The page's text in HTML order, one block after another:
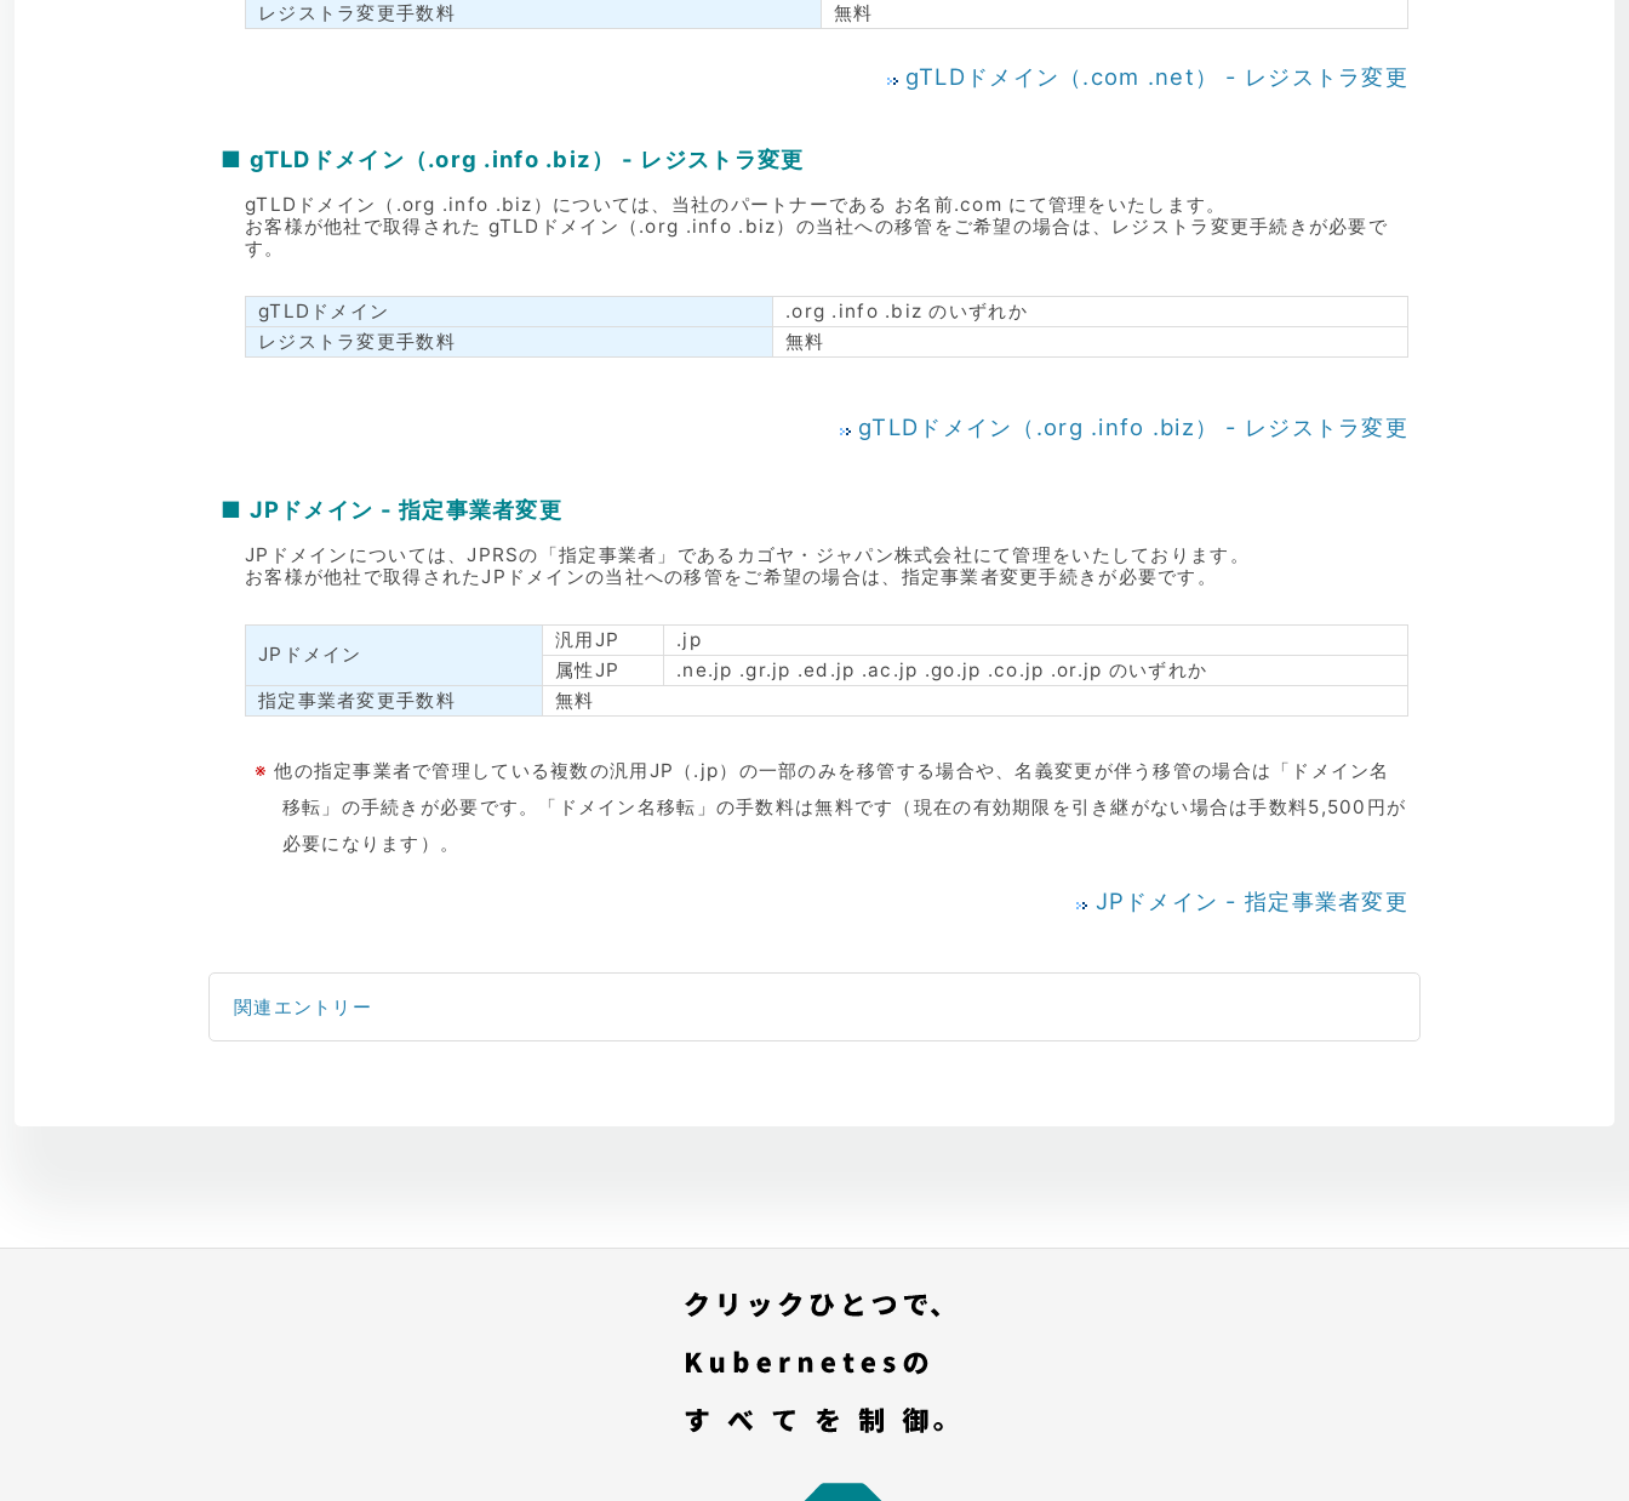
レジストラ変更手数料
無料
gTLDドメイン（.com .net） - レジストラ変更
■ gTLDドメイン（.org .info .biz） - レジストラ変更
gTLDドメイン（.org .info .biz）については、当社のパートナーである お名前.com にて管理をいたします。
お客様が他社で取得された gTLDドメイン（.org .info .biz）の当社への移管をご希望の場合は、レジストラ変更手続きが必要で
す。
gTLDドメイン
.org .info .biz のいずれか
レジストラ変更手数料
無料
gTLDドメイン（.org .info .biz） - レジストラ変更
■ JPドメイン - 指定事業者変更
JPドメインについては、JPRSの「指定事業者」であるカゴヤ・ジャパン株式会社にて管理をいたしております。
お客様が他社で取得されたJPドメインの当社への移管をご希望の場合は、指定事業者変更手続きが必要です。
JPドメイン
汎用JP
.jp
属性JP
.ne.jp .gr.jp .ed.jp .ac.jp .go.jp .co.jp .or.jp のいずれか
指定事業者変更手数料
無料
※他の指定事業者で管理している複数の汎用JP（.jp）の一部のみを移管する場合や、名義変更が伴う移管の場合は「ドメイン名
移転」の手続きが必要です。「ドメイン名移転」の手数料は無料です（現在の有効期限を引き継がない場合は手数料5,500円が
必要になります）。
JPドメイン - 指定事業者変更
関連エントリー
「セレクトプラン(有償プラン)」を選択する